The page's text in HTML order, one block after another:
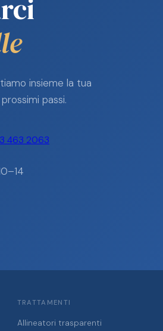
insieme la tua
passi.
463 2063
TRATTAMENTI
Allineatori trasparenti